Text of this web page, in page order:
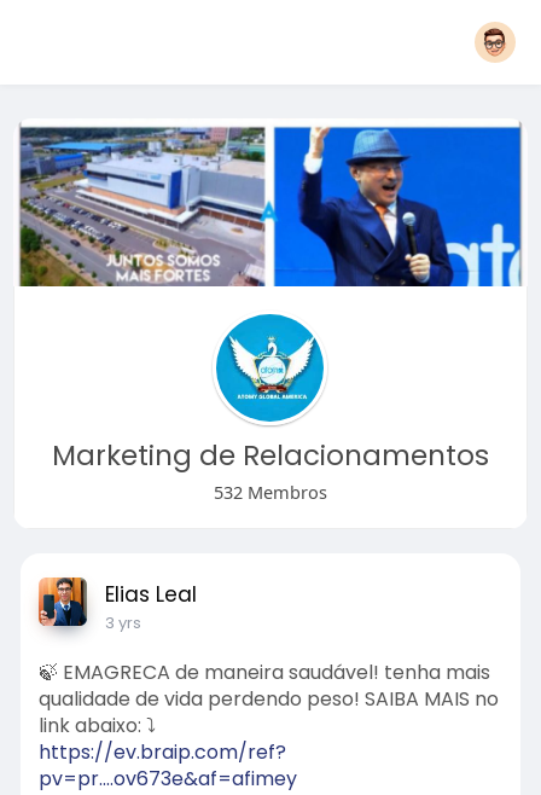
Marketing de Relacionamentos
532 Membros
Elias Leal
3 yrs
🍃 EMAGRECA de maneira saudável! tenha mais
qualidade de vida perdendo peso! SAIBA MAIS no
link abaixo: ⤵️
https://ev.braip.com/ref?
pv=pr....ov673e&af=afimey